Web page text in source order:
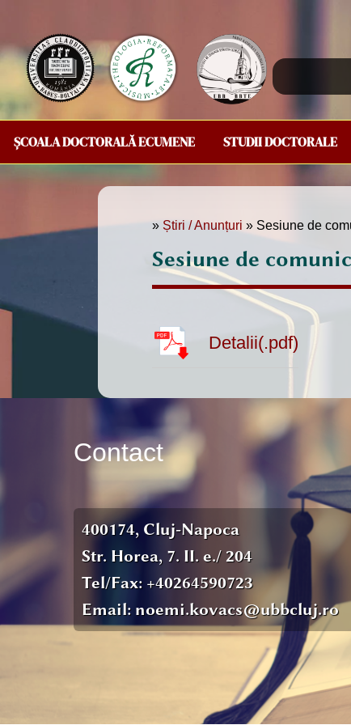
ȘCOALA DOCTORALĂ ECUMENE STUDII DOCTORALE
» Știri / Anunțuri » Sesiune de
Sesiune de
Detalii(.pdf)
Contact
400174, Cluj-Napoca
Str. Horea, 7. II. e./ 204
Tel/Fax: +40264590723
Email: noemi.kovacs@ubbcluj.ro